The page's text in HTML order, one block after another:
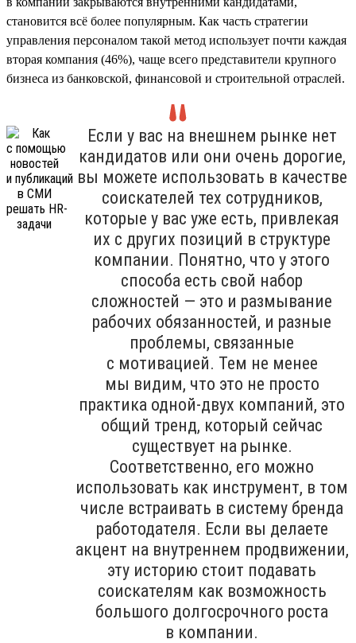
становится всё более популярным. Как часть стратегии
управления персоналом такой метод использует почти каждая
вторая компания (46%), чаще всего представители крупного
бизнеса из банковской, финансовой и строительной отраслей.
Если у вас на внешнем рынке нет
кандидатов или они очень дорогие,
вы можете использовать в качестве
соискателей тех сотрудников,
которые у вас уже есть, привлекая
их с других позиций в структуре
компании. Понятно, что у этого
способа есть свой набор
сложностей — это и размывание
рабочих обязанностей, и разные
проблемы, связанные
с мотивацией. Тем не менее
мы видим, что это не просто
практика одной-двух компаний, это
общий тренд, который сейчас
существует на рынке.
Соответственно, его можно
использовать как инструмент, в том
числе встраивать в систему бренда
работодателя. Если вы делаете
акцент на внутреннем продвижении,
эту историю стоит подавать
соискателям как возможность
большого долгосрочного роста
в компании.